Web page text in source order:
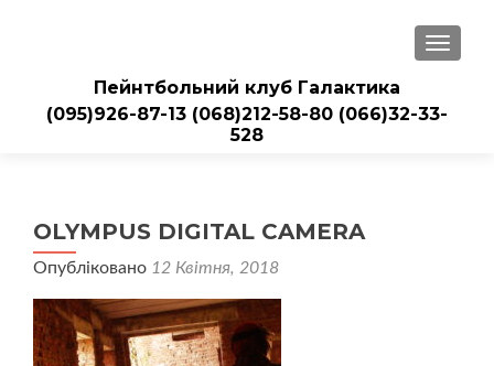
Пейнтбольний клуб Галактика
(095)926-87-13 (068)212-58-80 (066)32-33-
528
OLYMPUS DIGITAL CAMERA
Опубліковано 12 Квітня, 2018